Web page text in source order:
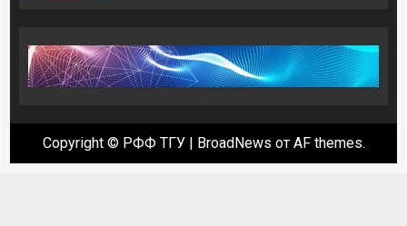
Copyright © РФФ ТГУ | BroadNews от AF themes.